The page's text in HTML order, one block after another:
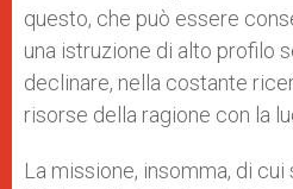
questo, che può essere
una istruzione di alto profilo
declinare, nella costante
risorse della ragione con la
La missione, insomma, di